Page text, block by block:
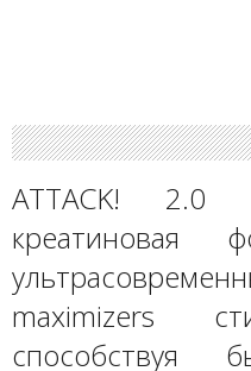
ATTACK! 2.0
креатиновая
maximizers
способствуя